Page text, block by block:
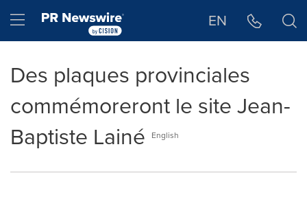
Hamburger menu EN
Des plaques provinciales
commémoreront le site Jean-
Baptiste Lainé
English